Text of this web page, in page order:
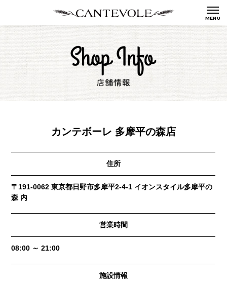
カンテボーレ 多摩平の森店
住所
〒191-0062 東京都日野市多摩平2-4-1 イオンスタイル多摩平の
森 内
営業時間
08:00 ～ 21:00
施設情報